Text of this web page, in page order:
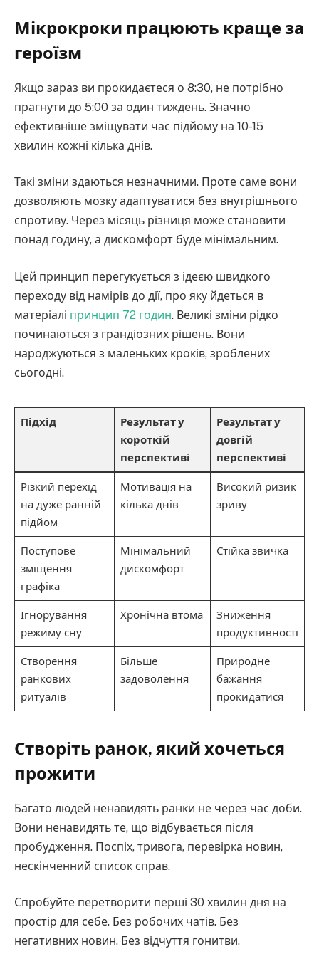
Мікрокроки працюють краще за
героїзм
Якщо зараз ви прокидаєтеся о 8:30, не потрібно
прагнути до 5:00 за один тиждень. Значно
ефективніше зміщувати час підйому на 10-15
хвилин кожні кілька днів.
Такі зміни здаються незначними. Проте саме вони
дозволяють мозку адаптуватися без внутрішнього
спротиву. Через місяць різниця може становити
понад годину, а дискомфорт буде мінімальним.
Цей принцип перегукується з ідеєю швидкого
переходу від намірів до дії, про яку йдеться в
матеріалі принцип 72 годин. Великі зміни рідко
починаються з грандіозних рішень. Вони
народжуються з маленьких кроків, зроблених
сьогодні.
Підхід
Результат у
короткій
перспективі
Результат у
довгій
перспективі
Різкий перехід
на дуже ранній
підйом
Мотивація на
кілька днів
Високий ризик
зриву
Поступове
зміщення
графіка
Мінімальний
дискомфорт
Стійка звичка
Ігнорування
режиму сну
Хронічна втома
Зниження
продуктивності
Створення
ранкових
ритуалів
Більше
задоволення
Природне
бажання
прокидатися
Створіть ранок, який хочеться
прожити
Багато людей ненавидять ранки не через час доби.
Вони ненавидять те, що відбувається після
пробудження. Поспіх, тривога, перевірка новин,
нескінченний список справ.
Спробуйте перетворити перші 30 хвилин дня на
простір для себе. Без робочих чатів. Без
негативних новин. Без відчуття гонитви.